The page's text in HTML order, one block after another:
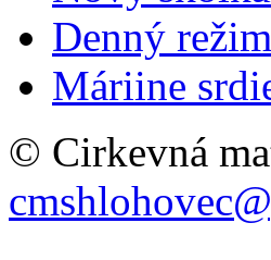
Denný režim
Máriine
© Cirkevná